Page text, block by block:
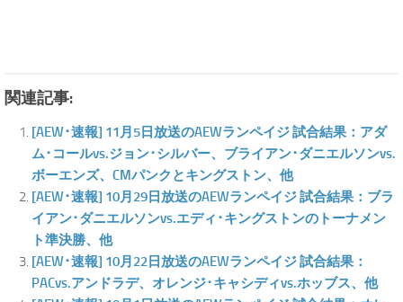
関連記事:
[AEW･速報] 11月5日放送のAEWランペイジ 試合結果：アダ
ム･コールvs.ジョン･シルバー、ブライアン･ダニエルソンvs.
ボーエンズ、CMパンクとキングストン、他
[AEW･速報] 10月29日放送のAEWランペイジ 試合結果：ブラ
イアン･ダニエルソンvs.エディ･キングストンのトーナメン
ト準決勝、他
[AEW･速報] 10月22日放送のAEWランペイジ 試合結果：
PACvs.アンドラデ、オレンジ･キャシディvs.ホッブス、他